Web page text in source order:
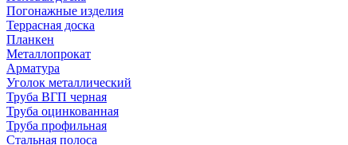
Погонажные изделия
Террасная доска
Планкен
Металлопрокат
Арматура
Уголок металлический
Труба ВГП черная
Труба оцинкованная
Труба профильная
Стальная полоса